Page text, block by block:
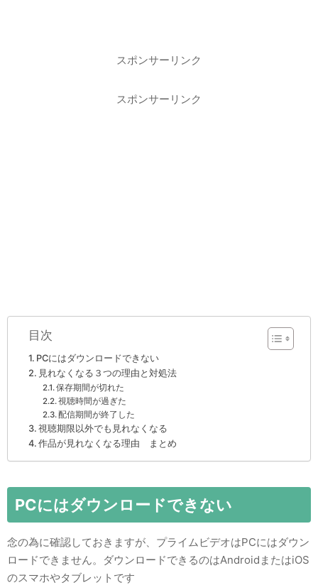
スポンサーリンク
スポンサーリンク
目次
PCにはダウンロードできない
見れなくなる３つの理由と対処法
保存期間が切れた
視聴時間が過ぎた
配信期間が終了した
視聴期限以外でも見れなくなる
作品が見れなくなる理由 まとめ
PCにはダウンロードできない
念の為に確認しておきますが、プライムビデオはPCにはダウン
ロードできません。ダウンロードできるのはAndroidまたはiOS
のスマホやタブレットです